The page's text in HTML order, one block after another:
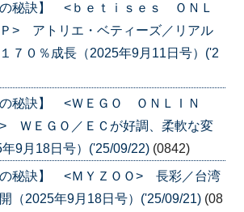
の秘訣】 <ｂｅｔｉｓｅｓ ＯＮＬ
> アトリエ・ベティーズ／リアル
７０％成長（2025年9月11日号）('2
の秘訣】 <ＷＥＧＯ ＯＮＬＩＮ
ＷＥＧＯ／ＥＣが好調、柔軟な変
9月18日号）('25/09/22) (0842)
の秘訣】 <ＭＹＺＯＯ> 長彩／台湾
（2025年9月18日号）('25/09/21) (08